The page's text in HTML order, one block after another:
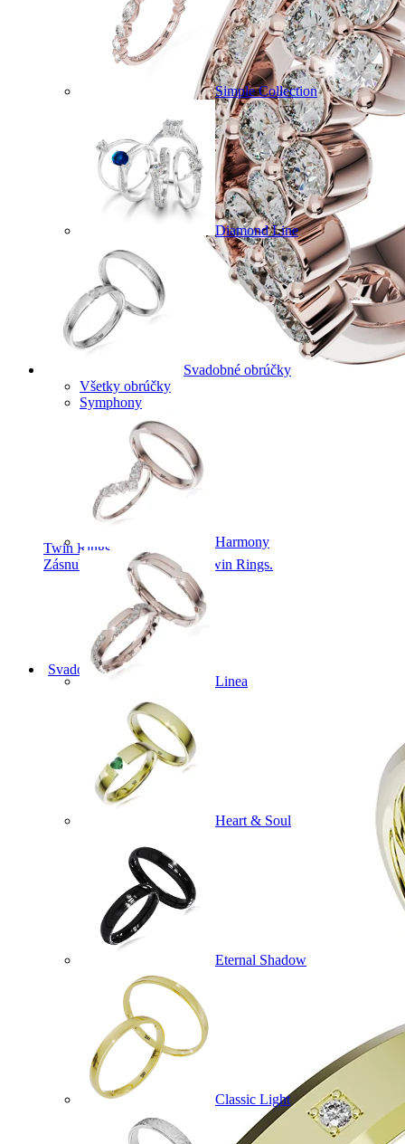
Twin Rings
Zásnubné prstne z kolekcie Twin Rings.
Svadobné obrúčky
Simple Collection
Diamond Line
Svadobné obrúčky
Všetky obrúčky
Symphony
Harmony
Linea
Heart & Soul
Eternal Shadow
Classic Light